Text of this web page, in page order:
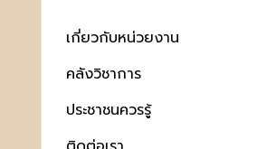
เกี่ยวกับหน่วยงาน
คลังวิชาการ
ประชาชนควรรู้